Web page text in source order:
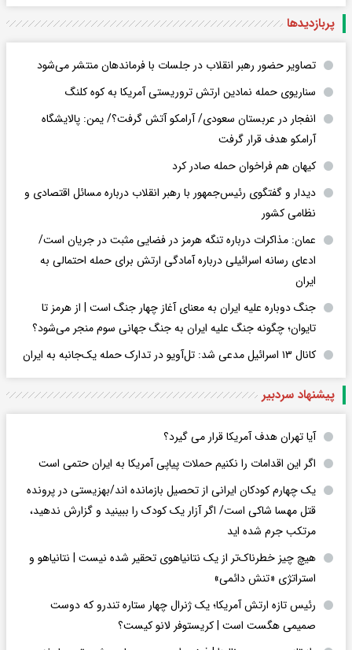
پربازدید‌ها
تصاویر حضور رهبر انقلاب در جلسات با فرماندهان منتشر می‌شود
سناریوی حمله نمادین ارتش تروریستی آمریکا به کوه کلنگ
انفجار در عربستان سعودی/ آرامکو آتش گرفت؟/ یمن: پالایشگاه
آرامکو هدف قرار گرفت
کیهان هم فراخوان حمله صادر کرد
دیدار و گفتگوی رئیس‌جمهور با رهبر انقلاب درباره مسائل اقتصادی و
نظامی کشور
عمان: مذاکرات درباره تنگه هرمز در فضایی مثبت در جریان است/
ادعای رسانه اسرائیلی درباره آمادگی ارتش برای حمله احتمالی به
ایران
جنگ دوباره علیه ایران به معنای آغاز چهار جنگ است | از هرمز تا
تایوان؛ چگونه جنگ علیه ایران به جنگ جهانی سوم منجر می‌شود؟
کانال ۱۳ اسرائیل مدعی شد: تل‌آویو در تدارک حمله یک‌جانبه به ایران
پیشنهاد سردبیر
آیا تهران هدف آمریکا قرار می گیرد؟
اگر این اقدامات را نکنیم حملات پیاپی آمریکا به ایران حتمی است
یک چهارم کودکان ایرانی از تحصیل بازمانده اند/بهزیستی در پرونده
قتل مهسا شاکی است/ اگر آزار یک کودک را ببینید و گزارش ندهید،
مرتکب جرم شده اید
هیچ چیز خطرناک‌تر از یک نتانیاهوی تحقیر شده نیست | نتانیاهو و
استراتژی «تنش دائمی»
رئیس تازه ارتش آمریکا؛ یک ژنرال چهار ستاره تندرو که دوست
صمیمی هگست است | کریستوفر لانو کیست؟